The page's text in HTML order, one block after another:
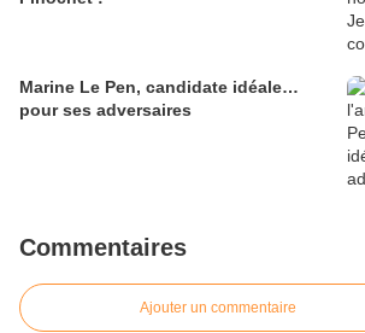
Marine Le Pen, candidate idéale…
pour ses adversaires
Commentaires
Ajouter un commentaire